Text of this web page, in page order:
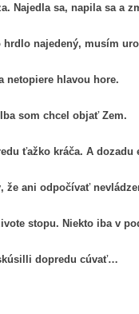
Najedla sa, napila sa a
najedený, musím
netopiere hlavou hore.
som chcel objať Zem.
ťažko kráča. A dozadu
že ani odpočívať
stopu. Niekto iba v
dopredu cúvať…